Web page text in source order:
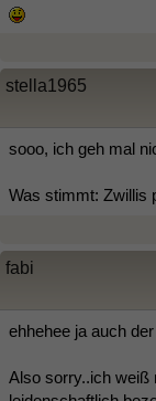
stella1965
sooo, ich geh mal
Was stimmt: Zwillis
fabi
ehhehee ja auch
Also sorry..ich weiß